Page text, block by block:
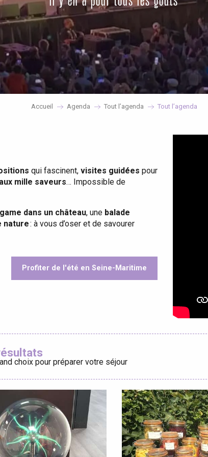
Accueil Agenda Tout l’agenda Tout l’agenda
qui fascinent, visites guidées pour
mille saveurs… Impossible de
dans un château, une balade
nature: à vous d’oser et de savourer
Profiter de l'été en Seine-Maritime
choix pour préparer votre séjour